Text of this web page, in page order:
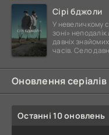
Сірі бджоли
У невеличкому
зоні»
давніх
часів. Село
Оновлення серіалів
Останні 10 оновлень